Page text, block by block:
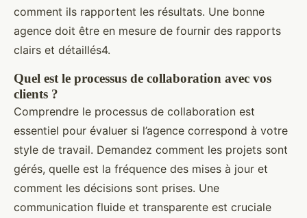
comment ils rapportent les résultats. Une bonne
agence doit être en mesure de fournir des rapports
clairs et détaillés4.
Quel est le processus de collaboration avec vos
clients ?
Comprendre le processus de collaboration est
essentiel pour évaluer si l’agence correspond à votre
style de travail. Demandez comment les projets sont
gérés, quelle est la fréquence des mises à jour et
comment les décisions sont prises. Une
communication fluide et transparente est cruciale